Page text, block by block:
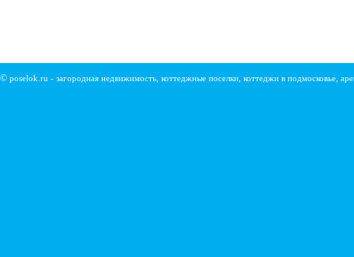
© poselok.ru - загородная недвижимость, коттеджные поселки, коттеджи в подмосковье,